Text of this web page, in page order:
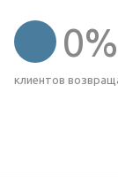
0%
клиентов